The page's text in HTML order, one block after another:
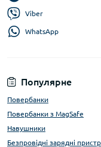
Популярне
Повербанки
Повербанки з MagSafe
Навушники
Безпровідні зарядні
Viber
WhatsApp